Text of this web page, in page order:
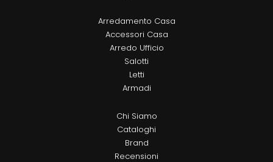
Arredamento Casa
Accessori Casa
Arredo Ufficio
Salotti
Letti
Armadi
Chi Siamo
Cataloghi
Brand
Recensioni